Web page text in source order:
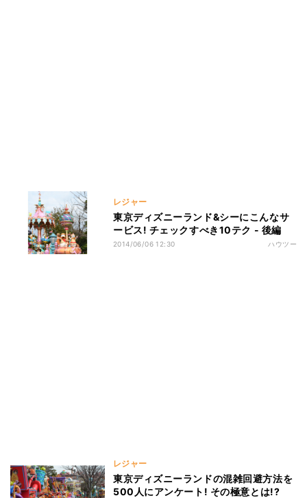
レジャー
東京ディズニーランド&シーにこんなサ
ービス! チェックすべき10テク - 後編
2014/06/06 12:30 ハウツー
レジャー
東京ディズニーランドの混雑回避方法を
500人にアンケート! その極意とは!?